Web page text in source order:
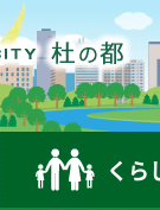
仙
くら